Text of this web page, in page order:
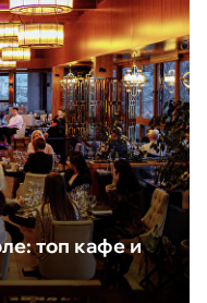
топ кафе и